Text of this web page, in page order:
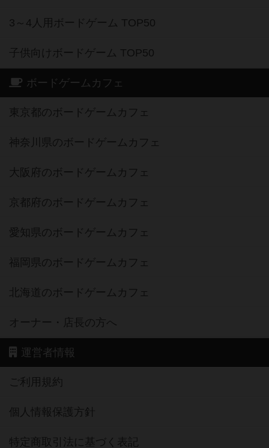
3～4人用ボードゲーム TOP50
子供向けボードゲーム TOP50
ボードゲームカフェ
東京都のボードゲームカフェ
神奈川県のボードゲームカフェ
大阪府のボードゲームカフェ
京都府のボードゲームカフェ
愛知県のボードゲームカフェ
福岡県のボードゲームカフェ
北海道のボードゲームカフェ
オーナー・店長の方へ
運営者情報
ご利用規約
個人情報保護方針
特定商取引法に基づく表記